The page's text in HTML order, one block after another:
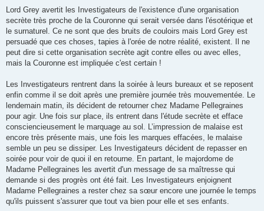
Lord Grey avertit les Investigateurs de l'existence d'une organisation
secrète très proche de la Couronne qui serait versée dans l'ésotérique et
le surnaturel. Ce ne sont que des bruits de couloirs mais Lord Grey est
persuadé que ces choses, tapies à l'orée de notre réalité, existent. Il ne
peut dire si cette organisation secrète agit contre elles ou avec elles,
mais la Couronne est impliquée c'est certain !
Les Investigateurs rentrent dans la soirée à leurs bureaux et se reposent
enfin comme il se doit après une première journée très mouvementée. Le
lendemain matin, ils décident de retourner chez Madame Pellegraines
pour agir. Une fois sur place, ils entrent dans l'étude secrète et efface
consciencieusement le marquage au sol. L’impression de malaise est
encore très présente mais, une fois les marques effacées, le malaise
semble un peu se dissiper. Les Investigateurs décident de repasser en
soirée pour voir de quoi il en retourne. En partant, le majordome de
Madame Pellegraines les avertit d'un message de sa maîtresse qui
demande si des progrès ont été fait. Les Investigateurs enjoignent
Madame Pellegraines a rester chez sa sœur encore une journée le temps
qu'ils puissent s'assurer que tout va bien pour elle et ses enfants.